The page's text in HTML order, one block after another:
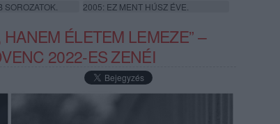
2005: EZ MENT HÚSZ ÉVE.
ÉLETEM LEMEZE” –
2022-ES ZENÉI